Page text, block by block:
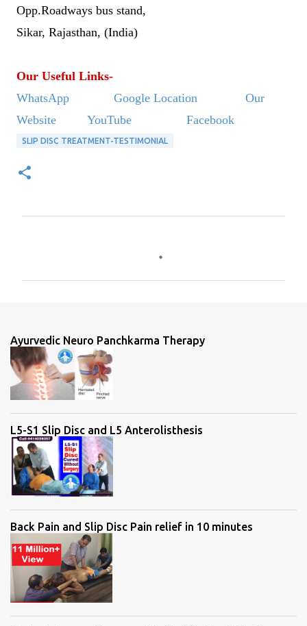
Opp.Roadways bus stand,
Sikar, Rajasthan, (India)
Our Useful Links-
WhatsApp
Google Location
Our
Website
YouTube Facebook
SLIP DISC TREATMENT-TESTIMONIAL
t
s
Ayurvedic Neuro Panchkarma Therapy
L5-S1 Slip Disc and L5 Anterolisthesis
Back Pain and Slip Disc Pain relief in 10 minutes